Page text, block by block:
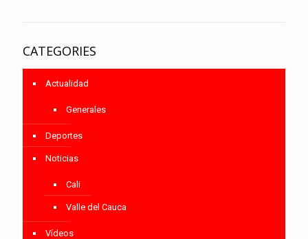
CATEGORIES
Actualidad
Generales
Deportes
Noticias
Cali
Valle del Cauca
Vídeos